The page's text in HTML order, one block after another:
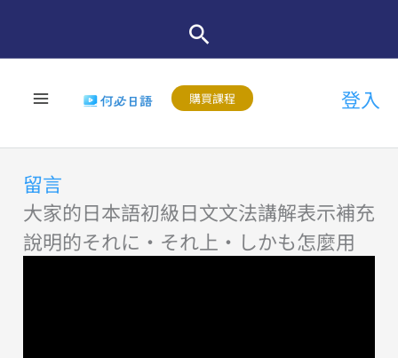
購買課程 登入
留言
大家的日本語初級日文文法講解表示補充
說明的それに・それ上・しかも怎麼用